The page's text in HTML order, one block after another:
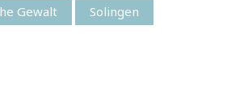
Gewalt
Solingen